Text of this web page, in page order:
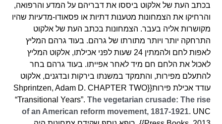
בכתב העת של אלקוט ביססו את דבריהם על המדע והרפואה,
והרחיקו את הצמחונות מטענות דתיות או פסאודו-מדעיות שהיו
מקושרות אליה בעבר. הצמחונות בכתב העת של אלקוט
התרחקה יותר ויותר מתורתו של גרהם. בעוד גרהם המליץ
לאפות לחם ולהמתין 24 שעות לפני אכילתו, אלקוט המליץ
לאכול את הלחם חם מיד לאחר אפייתו. בעוד גרהם בחר
להתעלם מפירות, והתמקד במשנתו בירקות ובדגנים, אלקוט
עודד אכילת פירות{{Shprintzen, Adam D. CHAPTER TWO
“Transitional Years”. The vegetarian crusade: The rise
of an American reform movement, 1817-1921. UNC